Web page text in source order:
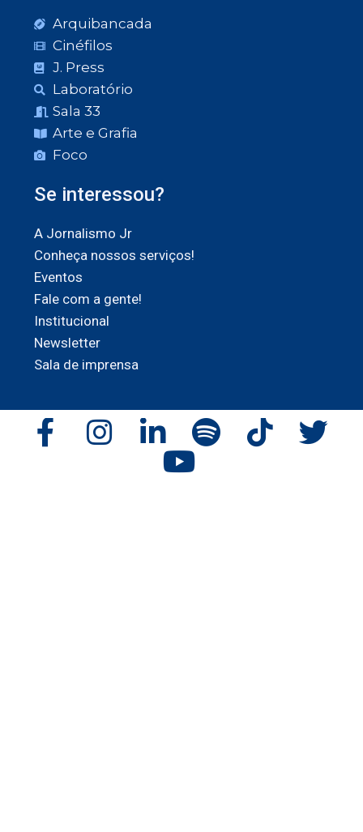
Arquibancada
Cinéfilos
J. Press
Laboratório
Sala 33
Arte e Grafia
Foco
Se interessou?
A Jornalismo Jr
Conheça nossos serviços!
Eventos
Fale com a gente!
Institucional
Newsletter
Sala de imprensa